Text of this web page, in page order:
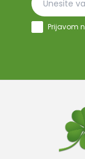
Prijavom